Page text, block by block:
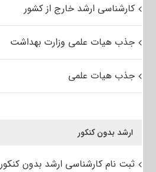
کارشناسی ارشد خارج از کشور
جذب هیات علمی وزارت بهداشت
جذب هیات علمی
ارشد بدون کنکور
ثبت نام کارشناسی ارشد بدون کنکور